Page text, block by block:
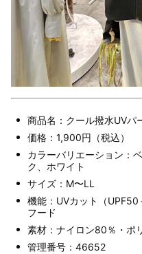
商品名：クール撥水UVパ
価格：1,900円（税込）
カラーバリエーション：
ク、ホワイト
サイズ：M〜LL
機能：UVカット（UPF50
フード
素材：ナイロン80％・ポ
管理番号：46652